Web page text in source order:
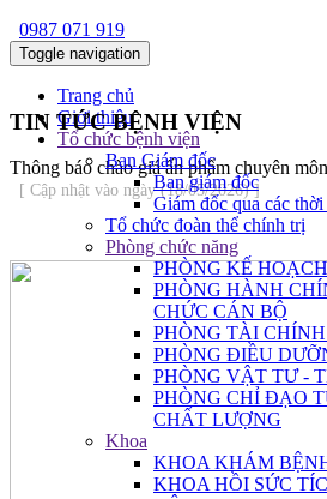
0987 071 919
Toggle navigation
Trang chủ
Giới thiệu
Tổ chức bệnh viện
Ban Giám đốc
Ban giám đốc
Giám đốc qua các
Tổ chức đoàn thể chính trị
Phòng chức năng
PHÒNG KẾ
PHÒNG HÀNH
CHỨC CÁN BỘ
PHÒNG TÀI
PHÒNG ĐIỀU
PHÒNG VẬT TƯ -
PHÒNG CHỈ ĐẠO
CHẤT LƯỢNG
Khoa
KHOA KHÁM
KHOA HỒI SỨC
TIN TỨC BỆNH VIỆN
Thông báo chào giá ấn phẩm chuyên
[ Cập nhật vào ngày (18/05/2026) ]